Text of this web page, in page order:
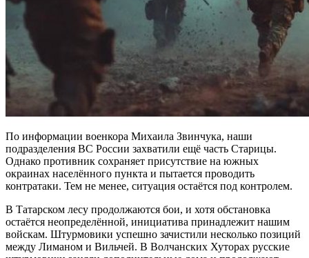
По информации военкора Михаила Звинчука, наши
подразделения ВС России захватили ещё часть Старицы.
Однако противник сохраняет присутствие на южных
окраинах населённого пункта и пытается проводить
контратаки. Тем не менее, ситуация остаётся под контролем.
В Татарском лесу продолжаются бои, и хотя обстановка
остаётся неопределённой, инициатива принадлежит нашим
войскам. Штурмовики успешно зачистили несколько позиций
между Лиманом и Вильчей. В Волчанских Хуторах русские